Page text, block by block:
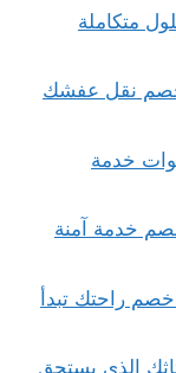
حلول متكاملة
جدة الى جيزان بـ35%خصم نقل عفشك
الحمدانية بخبرة 10 سنوات خدمة
جدة الى جازان بـ35%خصم خدمة آمنة
من جدة الى الطائف بـ35%خصم راحتك تبدأ
بـ35%خصم لأثاثك الذي يستحق